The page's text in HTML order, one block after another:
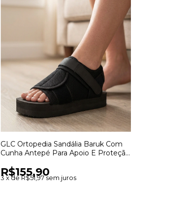
GLC Ortopedia Sandália Baruk Com
Cunha Antepé Para Apoio E Proteção
R$155,90
3 xdeR$51,97sem juros